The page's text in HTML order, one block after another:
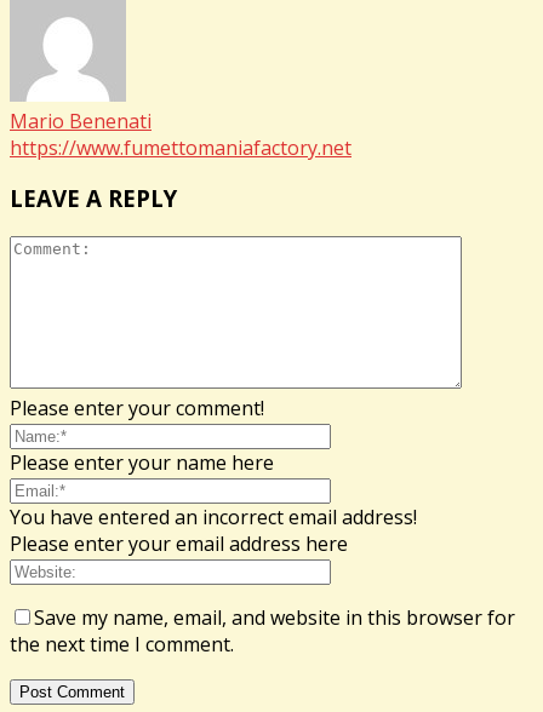
Mario Benenati
https://www.fumettomaniafactory.net
LEAVE A REPLY
Please enter your comment!
Please enter your name here
You have entered an incorrect email address!
Please enter your email address here
Save my name, email, and website in this browser for
the next time I comment.